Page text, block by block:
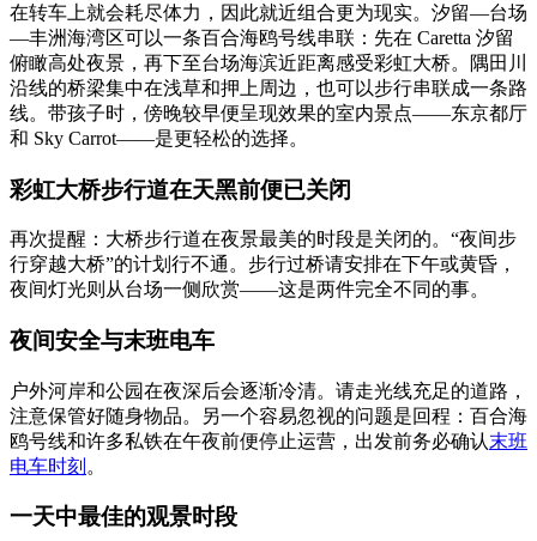
在转车上就会耗尽体力，因此就近组合更为现实。汐留—台场
—丰洲海湾区可以一条百合海鸥号线串联：先在 Caretta 汐留
俯瞰高处夜景，再下至台场海滨近距离感受彩虹大桥。隅田川
沿线的桥梁集中在浅草和押上周边，也可以步行串联成一条路
线。带孩子时，傍晚较早便呈现效果的室内景点——东京都厅
和 Sky Carrot——是更轻松的选择。
彩虹大桥步行道在天黑前便已关闭
再次提醒：大桥步行道在夜景最美的时段是关闭的。“夜间步
行穿越大桥”的计划行不通。步行过桥请安排在下午或黄昏，
夜间灯光则从台场一侧欣赏——这是两件完全不同的事。
夜间安全与末班电车
户外河岸和公园在夜深后会逐渐冷清。请走光线充足的道路，
注意保管好随身物品。另一个容易忽视的问题是回程：百合海
鸥号线和许多私铁在午夜前便停止运营，出发前务必确认末班
电车时刻 。
一天中最佳的观景时段